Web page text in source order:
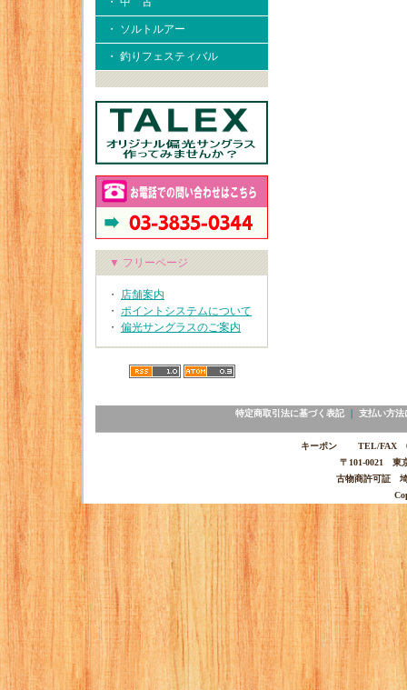
・ ソルトルアー
・ 釣りフェスティバル
▼ フリーページ
・ 店舗案内
・ ポイントシステムについて
・ 偏光サングラスのご案内
特定商取引法に基づく表記｜ 支払い方法
キーポン TEL/FAX
〒101-0021 東
古物商許可証